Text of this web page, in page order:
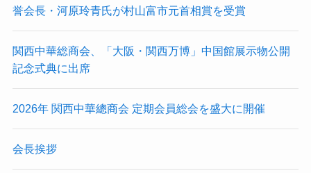
誉会長・河原玲青氏が村山富市元首相賞を受賞
関西中華総商会、「大阪・関西万博」中国館展示物公開
記念式典に出席
2026年 関西中華總商会 定期会員総会を盛大に開催
会長挨拶